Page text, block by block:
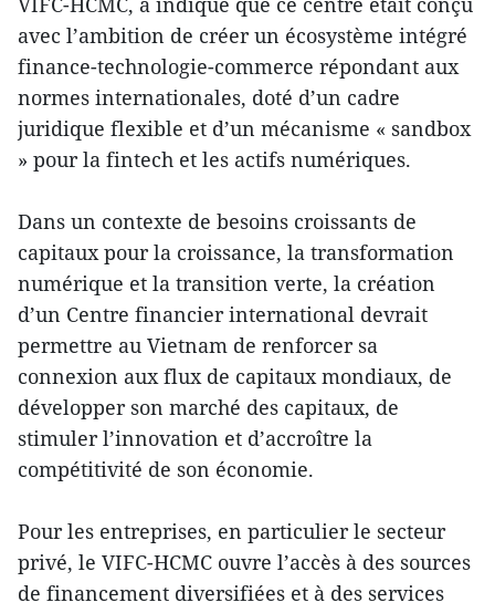
avec l’ambition de créer un écosystème intégré
finance-technologie-commerce répondant aux
normes internationales, doté d’un cadre
juridique flexible et d’un mécanisme « sandbox
» pour la fintech et les actifs numériques.
Dans un contexte de besoins croissants de
capitaux pour la croissance, la transformation
numérique et la transition verte, la création
d’un Centre financier international devrait
permettre au Vietnam de renforcer sa
connexion aux flux de capitaux mondiaux, de
développer son marché des capitaux, de
stimuler l’innovation et d’accroître la
compétitivité de son économie.
Pour les entreprises, en particulier le secteur
privé, le VIFC-HCMC ouvre l’accès à des sources
de financement diversifiées et à des services